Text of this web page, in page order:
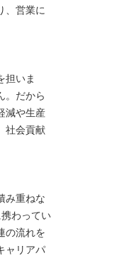
、営業に
担いま
。だから
減や生産
社会貢献
み重ねな
わってい
の流れを
ャリアパ